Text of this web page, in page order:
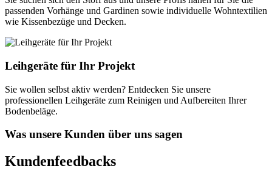
passenden Vorhänge und Gardinen sowie individuelle Wohntextilien
wie Kissenbezüge und Decken.
Leihgeräte für Ihr Projekt
Sie wollen selbst aktiv werden? Entdecken Sie unsere
professionellen Leihgeräte zum Reinigen und Aufbereiten Ihrer
Bodenbeläge.
Was unsere Kunden über uns sagen
Kundenfeedbacks